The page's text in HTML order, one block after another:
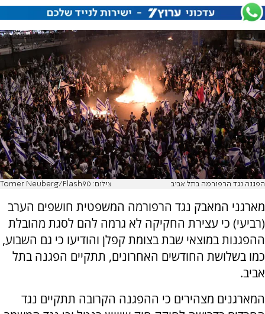
הפגנה נגד הרפורמה בתל אביב צילום: Tomer Neuberg/Flash90
מארגני המאבק נגד הרפורמה המשפטית חושפים הערב
(רביעי) כי עצירת החקיקה לא גרמה להם לסגת מהובלת
ההפגנות במוצאי שבת בצומת קפלן והודיעו כי גם השבוע,
כמו בשלושת החודשים האחרונים, תתקיים הפגנה בתל
אביב.
המארגנים מצהירים כי ההפגנה הקרובה תתקיים נגד